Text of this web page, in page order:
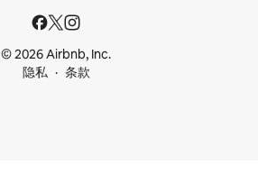
© 2026 Airbnb, Inc.
隐私
条款